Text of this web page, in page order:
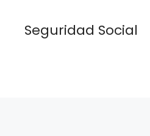
Seguridad Social